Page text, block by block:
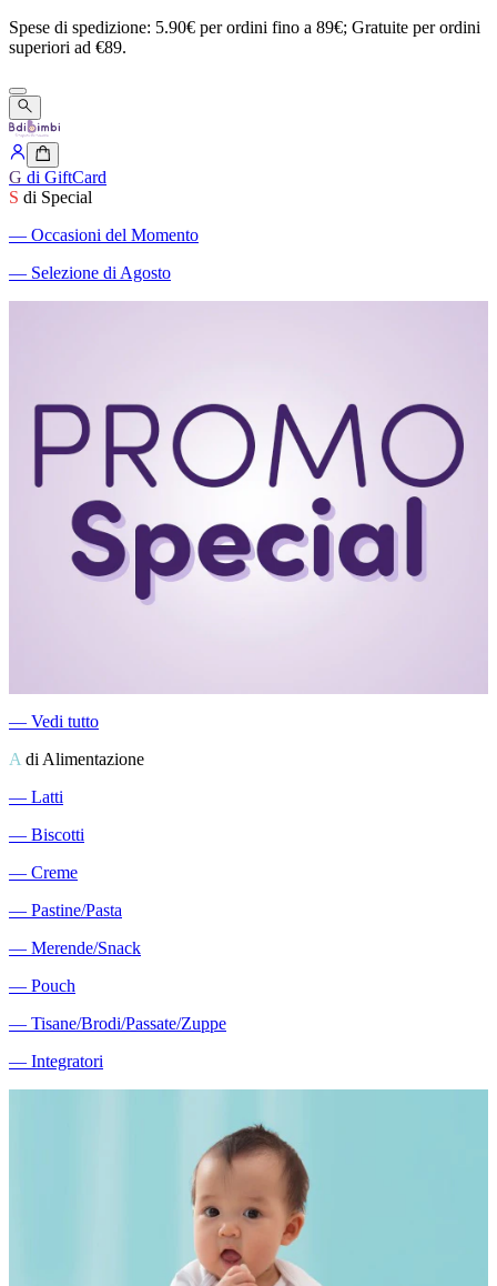
Spese di spedizione: 5.90€ perordini fino a 89€; Gratuite perordini
superiori ad €89.
G di GiftCard
S di Special
― Occasioni del Momento
― Selezione di Agosto
― Vedi tutto
A di Alimentazione
― Latti
― Biscotti
― Creme
― Pastine/Pasta
― Merende/Snack
― Pouch
― Tisane/Brodi/Passate/Zuppe
― Integratori